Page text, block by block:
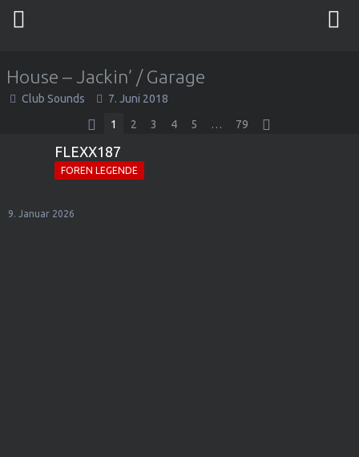
House – Jackin’ / Garage
Club Sounds
7. Juni 2018
1
2 3 4 5 … 79
FLEXX187
FOREN LEGENDE
9. Januar 2026